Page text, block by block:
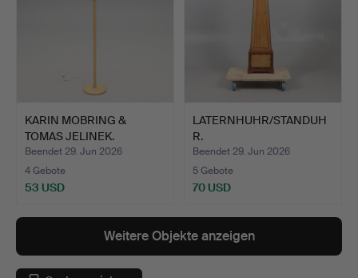
KARIN MOBRING &
TOMAS JELINEK.
Stehlampe, …
Beendet 29. Jun 2026
4 Gebote
53 USD
LATERNHUHR/STANDUH
R.
Beendet 29. Jun 2026
5 Gebote
70 USD
Weitere Objekte anzeigen